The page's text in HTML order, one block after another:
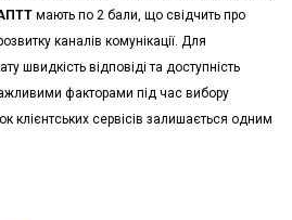
мають по 2 бали, що свідчить про
каналів комунікації. Для
швидкість відповіді та доступність
факторами під час вибору
клієнтських сервісів залишається одним